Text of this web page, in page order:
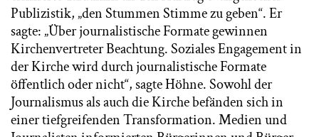
Publizistik, „den Stummen Stimme zu geben“. Er
sagte: „Über journalistische Formate gewinnen
Kirchenvertreter Beachtung. Soziales Engagement in
der Kirche wird durch journalistische Formate
öffentlich oder nicht“, sagte Höhne. Sowohl der
Journalismus als auch die Kirche befänden sich in
einer tiefgreifenden Transformation. Medien und